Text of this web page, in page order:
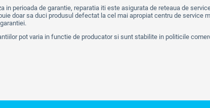
in perioada de garantie, reparatia iti este asigurata de reteaua de
doar sa duci produsul defectat la cel mai apropiat centru de service
pot varia in functie de producator si sunt stabilite in politicile